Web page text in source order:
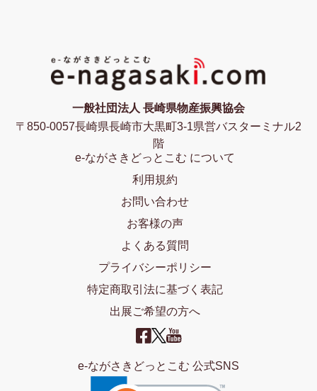
一般社団法人 長崎県物産振興協会
〒850-0057長崎県長崎市大黒町3-1県営バスターミナル2
階
e-ながさきどっとこむ について
利用規約
お問い合わせ
お客様の声
よくある質問
プライバシーポリシー
特定商取引法に基づく表記
出展ご希望の方へ
e-ながさきどっとこむ 公式SNS